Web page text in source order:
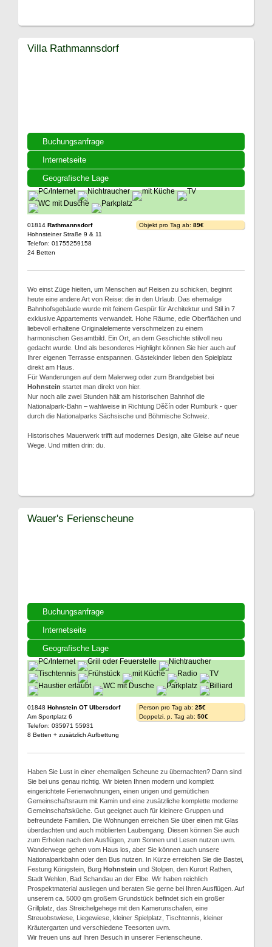
Buchungsanfrage
Internetseite
Geografische Lage
Villa Rathmannsdorf
01814 Rathmannsdorf
Hohnsteiner Straße 9 & 11
Telefon: 01755259158
24 Betten
Objekt pro Tag ab: 89€
Wo einst Züge hielten, um Menschen auf Reisen zu schicken, beginnt
heute eine andere Art von Reise: die in den Urlaub. Das ehemalige
Bahnhofsgebäude wurde mit feinem Gespür für Architektur und Stil in 7
exklusive Appartements verwandelt. Hohe Räume, edle Oberflächen und
liebevoll erhaltene Originalelemente verschmelzen zu einem
harmonischen Gesamtbild. Ein Ort, an dem Geschichte stilvoll neu
gedacht wurde. Und als besonderes Highlight können Sie hier auch auf
Ihrer eigenen Terrasse entspannen. Gästekinder lieben den Spielplatz
direkt am Haus.
Für Wanderungen auf dem Malerweg oder zum Brandgebiet bei
Hohnstein startet man direkt von hier.
Nur noch alle zwei Stunden hält am historischen Bahnhof die
Nationalpark-Bahn – wahlweise in Richtung Děčín oder Rumburk - quer
durch die Nationalparks Sächsische und Böhmische Schweiz.
Historisches Mauerwerk trifft auf modernes Design, alte Gleise auf neue
Wege. Und mitten drin: du.
Buchungsanfrage
Internetseite
Geografische Lage
Wauer's Ferienscheune
01848 Hohnstein OT Ulbersdorf
Am Sportplatz 6
Telefon: 035971 55931
8 Betten + zusätzlich Aufbettung
Person pro Tag ab: 25€
Doppelzi. p. Tag ab: 50€
Haben Sie Lust in einer ehemaligen Scheune zu übernachten? Dann sind
Sie bei uns genau richtig. Wir bieten Ihnen modern und komplett
eingerichtete Ferienwohnungen, einen urigen und gemütlichen
Gemeinschaftsraum mit Kamin und eine zusätzliche komplette moderne
Gemeinschaftsküche. Gut geeignet auch für kleinere Gruppen und
befreundete Familien. Die Wohnungen erreichen Sie über einen mit Glas
überdachten und auch möblierten Laubengang. Diesen können Sie auch
zum Erholen nach den Ausflügen, zum Sonnen und Lesen nutzen uvm.
Wanderwege gehen vom Haus los, aber Sie können auch unsere
Nationalparkbahn oder den Bus nutzen. In Kürze erreichen Sie die Bastei,
Festung Königstein, Burg Hohnstein und Stolpen, den Kurort Rathen,
Stadt Wehlen, Bad Schandau an der Elbe. Wir haben reichlich
Prospektmaterial ausliegen und beraten Sie gerne bei Ihren Ausflügen. Auf
unserem ca. 5000 qm großem Grundstück befindet sich ein großer
Grillplatz, das Streichelgehege mit den Kamerunschafen, eine
Streuobstwiese, Liegewiese, kleiner Spielplatz, Tischtennis, kleiner
Kräutergarten und verschiedene Teesorten uvm.
Wir freuen uns auf Ihren Besuch in unserer Ferienscheune.